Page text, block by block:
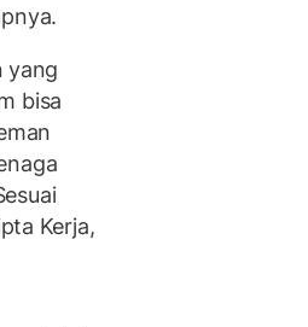
yang
bisa
Kerja,